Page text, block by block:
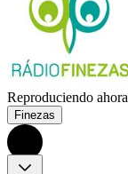
Reproduciendo ahora
Finezas